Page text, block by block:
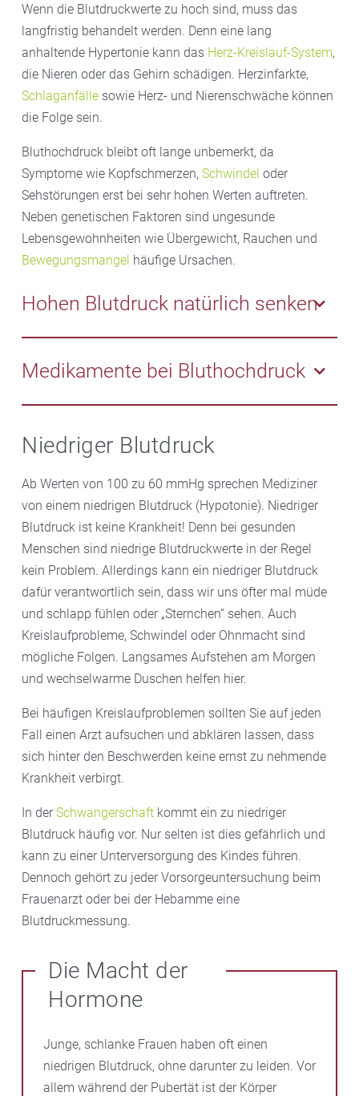
Wenn die Blutdruckwerte zu hoch sind, muss das
langfristig behandelt werden. Denn eine lang
anhaltende Hypertonie kann das Herz-Kreislauf-System,
die Nieren oder das Gehirn schädigen. Herzinfarkte,
Schlaganfälle sowie Herz- und Nierenschwäche können
die Folge sein.
Bluthochdruck bleibt oft lange unbemerkt, da
Symptome wie Kopfschmerzen, Schwindel oder
Sehstörungen erst bei sehr hohen Werten auftreten.
Neben genetischen Faktoren sind ungesunde
Lebensgewohnheiten wie Übergewicht, Rauchen und
Bewegungsmangel häufige Ursachen.
Hohen Blutdruck natürlich senken
Die gute Nachricht ist: Primärer Bluthochdruck lässt
sich gut in den Griff bekommen. Wie die Therapie
ab. Die Behandlung beginnt in der Regel mit einer
regelmäßige Bewegung und Stressabbau. Ab Werten
Die Auswahl der Medikamente richtet sich nach dem
individuellen Gesundheitszustand.
Medikamente bei Bluthochdruck
Es gibt sechs Hauptgruppen von Blutdrucksenkern,
minimieren:
Niedriger Blutdruck
Ab Werten von 100 zu 60 mmHg sprechen Mediziner
von einem niedrigen Blutdruck (Hypotonie). Niedriger
Blutdruck ist keine Krankheit! Denn bei gesunden
Menschen sind niedrige Blutdruckwerte in der Regel
kein Problem. Allerdings kann ein niedriger Blutdruck
dafür verantwortlich sein, dass wir uns öfter mal müde
und schlapp fühlen oder „Sternchen“ sehen. Auch
Kreislaufprobleme, Schwindel oder Ohnmacht sind
mögliche Folgen. Langsames Aufstehen am Morgen
und wechselwarme Duschen helfen hier.
Bei häufigen Kreislaufproblemen sollten Sie auf jeden
Fall einen Arzt aufsuchen und abklären lassen, dass
sich hinter den Beschwerden keine ernst zu nehmende
Krankheit verbirgt.
In der Schwangerschaft kommt ein zu niedriger
Blutdruck häufig vor. Nur selten ist dies gefährlich und
kann zu einer Unterversorgung des Kindes führen.
Dennoch gehört zu jeder Vorsorgeuntersuchung beim
Frauenarzt oder bei der Hebamme eine
Blutdruckmessung.
Die Macht der
Hormone
Junge, schlanke Frauen haben oft einen
niedrigen Blutdruck, ohne darunter zu leiden. Vor
allem während der Pubertät ist der Körper